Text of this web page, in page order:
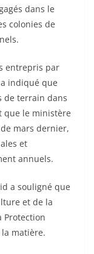
dans le
colonies de
entrepris par
indiqué que
de terrain dans
que le ministère
mars dernier,
et
annuels.
a souligné que
et de la
Protection
matière.